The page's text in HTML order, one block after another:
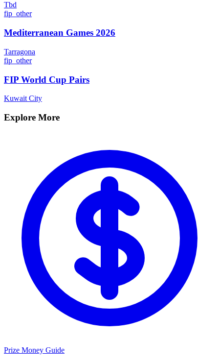
Tbd
fip_other
Mediterranean Games 2026
Tarragona
fip_other
FIP World Cup Pairs
Kuwait City
Explore More
Prize Money Guide